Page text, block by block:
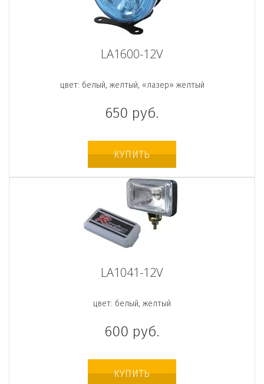
LA1600-12V
цвет: белый, желтый, «лазер» желтый
650 руб.
КУПИТЬ
LA1041-12V
цвет: белый, желтый
600 руб.
КУПИТЬ